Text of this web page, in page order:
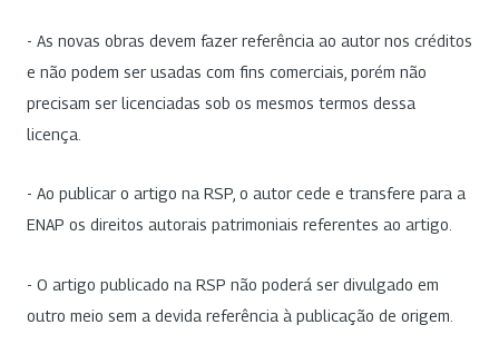
- As novas obras devem fazer referência ao autor nos créditos
e não podem ser usadas com fins comerciais, porém não
precisam ser licenciadas sob os mesmos termos dessa
licença.
- Ao publicar o artigo na RSP, o autor cede e transfere para a
ENAP os direitos autorais patrimoniais referentes ao artigo.
- O artigo publicado na RSP não poderá ser divulgado em
outro meio sem a devida referência à publicação de origem.